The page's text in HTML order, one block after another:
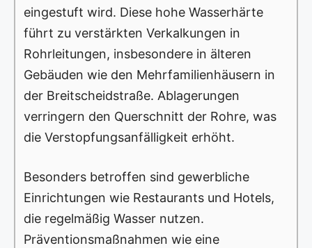
eingestuft wird. Diese hohe Wasserhärte
führt zu verstärkten Verkalkungen in
Rohrleitungen, insbesondere in älteren
Gebäuden wie den Mehrfamilienhäusern in
der Breitscheidstraße. Ablagerungen
verringern den Querschnitt der Rohre, was
die Verstopfungsanfälligkeit erhöht.
Besonders betroffen sind gewerbliche
Einrichtungen wie Restaurants und Hotels,
die regelmäßig Wasser nutzen.
Präventionsmaßnahmen wie eine